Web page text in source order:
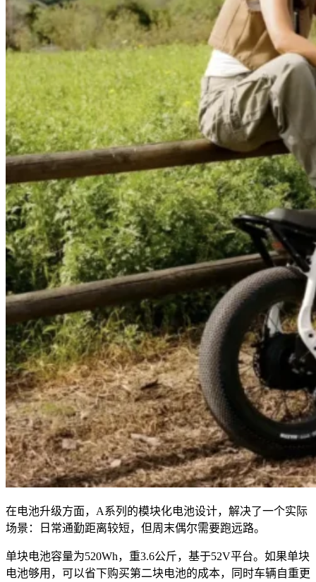
在电池升级方面，A系列的模块化电池设计，解决了一个实际
场景：日常通勤距离较短，但周末偶尔需要跑远路。
单块电池容量为520Wh，重3.6公斤，基于52V平台。如果单块
电池够用，可以省下购买第二块电池的成本，同时车辆自重更